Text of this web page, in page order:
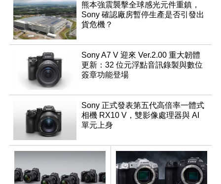
熊本強震襲擊全球感光元件重鎮，
Sony 確認廠房暫停生產是否引發出
貨危機？
Sony A7 V 迎來 Ver.2.00 重大韌體
更新：32 位元浮點音訊錄製與數位
簽章功能登場
Sony 正式發表第五代高倍率一體式
相機 RX10 V，雙影像處理器與 AI
單元上身